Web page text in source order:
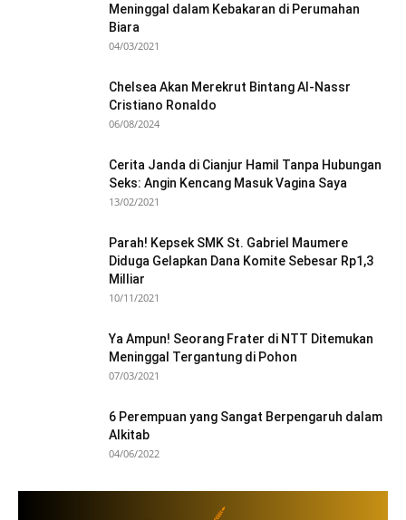
Meninggal dalam Kebakaran di Perumahan
Biara
04/03/2021
Chelsea Akan Merekrut Bintang Al-Nassr
Cristiano Ronaldo
06/08/2024
Cerita Janda di Cianjur Hamil Tanpa Hubungan
Seks: Angin Kencang Masuk Vagina Saya
13/02/2021
Parah! Kepsek SMK St. Gabriel Maumere
Diduga Gelapkan Dana Komite Sebesar Rp1,3
Milliar
10/11/2021
Ya Ampun! Seorang Frater di NTT Ditemukan
Meninggal Tergantung di Pohon
07/03/2021
6 Perempuan yang Sangat Berpengaruh dalam
Alkitab
04/06/2022